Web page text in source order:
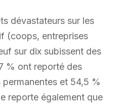
dévastateurs sur les
(coops, entreprises
sur dix subissent des
% ont reporté des
et 54,5 %
reporte également que